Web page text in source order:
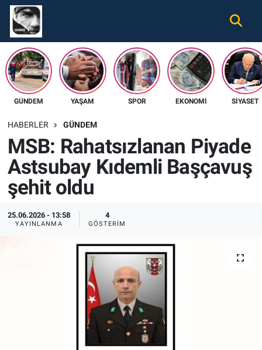
GÜNDEM YAŞAM SPOR EKONOMI SIYASET
HABERLER GÜNDEM
MSB: Rahatsızlanan Piyade
Astsubay Kıdemli Başçavuş
şehit oldu
25.06.2026 - 13:58
YAYINLANMA
4
GÖSTERIM
Gündem
Ekonomi
Spor
Tüm Haberler
İletişim
Künye
Nöbetçi Eczaneler
Hava Durumu
Namaz Vakitleri
Süper Lig Puan Durumu ve Fikstür
Tüm Manşetler
Son Dakika Haberleri
Haber Arşivi